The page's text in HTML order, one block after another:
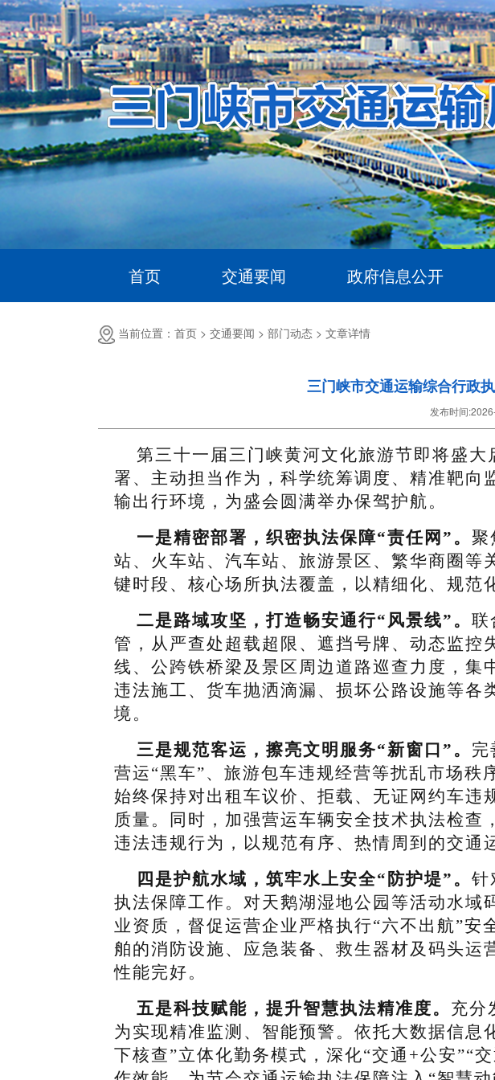
首页 交通要闻 政府信息公开
当前位置：首页 > 交通要闻 > 部门动态 > 文章详情
三门峡市交通运输综合行政
发布时间:
第三十一届三门峡黄河文化旅游节即将盛
署、主动担当作为，科学统筹调度、精准靶
输出行环境，为盛会圆满举办保驾护航。
一是精密部署，织密执法保障“责任网”。 聚
站、火车站、汽车站、旅游景区、繁华商圈等
键时段、核心场所执法覆盖，以精细化、规范
二是路域攻坚，打造畅安通行“风景线”。 联
管，从严查处超载超限、遮挡号牌、动态监
线、公跨铁桥梁及景区周边道路巡查力度，集
违法施工、货车抛洒滴漏、损坏公路设施等各
境。
三是规范客运，擦亮文明服务“新窗口”。 完
营运“黑车”、旅游包车违规经营等扰乱市场秩
始终保持对出租车议价、拒载、无证网约车违
质量。同时，加强营运车辆安全技术执法检
违法违规行为，以规范有序、热情周到的交通
四是护航水域，筑牢水上安全“防护堤”。 针
执法保障工作。对天鹅湖湿地公园等活动水域
业资质，督促运营企业严格执行“六不出航”
舶的消防设施、应急装备、救生器材及码头运
性能完好。
五是科技赋能，提升智慧执法精准度。 充分
为实现精准监测、智能预警。依托大数据信息
下核查”立体化勤务模式，深化“交通+公安”“